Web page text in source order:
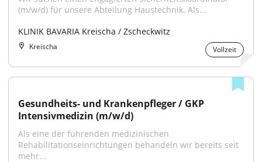
(m/w/d) für unsere Abteilung Haustechnik. Als...
KLINIK BAVARIA Kreischa / Zscheckwitz
Kreischa Vollzeit
Gesundheits- und Krankenpfleger / GKP
Intensivmedizin (m/w/d)
Als eine der führenden medizinischen
Rehabilitationseinrichtungen behandeln wir bereits seit
mehr...